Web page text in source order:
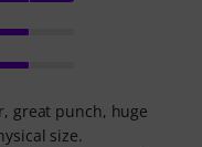
great punch, huge
size.